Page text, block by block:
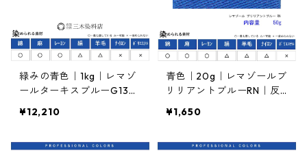
緑みの青色｜1kg｜レマゾ
ールターキスブルーG13
¥12,210
青色｜20g｜レマゾールブ
リリアントブルーRN｜反
¥1,650